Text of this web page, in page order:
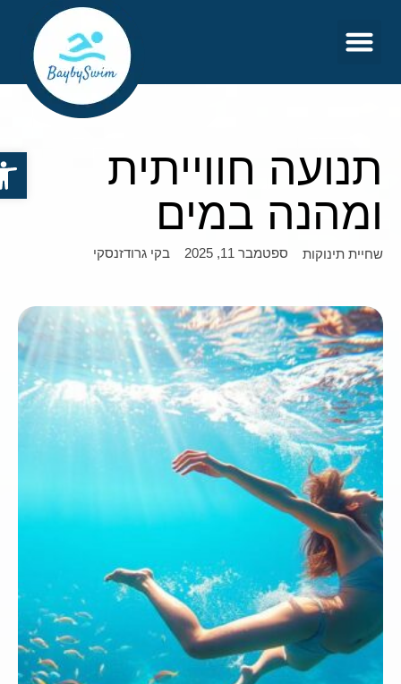
תנועה חווייתית
ומהנה במים
שחיית תינוקות ספטמבר 11, 2025 בקי גרודזנסקי
פתח